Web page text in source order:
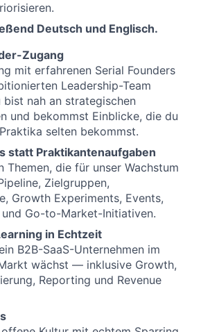
Deutsch und Englisch.
Zugang
mit erfahrenen Serial Founders
Leadership-Team
bist nah an strategischen
und bekommst Einblicke, die du
selten bekommst.
statt Praktikantenaufgaben
Themen, die für unser Wachstum
Zielgruppen,
Growth Experiments, Events,
Go-to-Market-Initiativen.
in Echtzeit
B2B-SaaS-Unternehmen im
wächst — inklusive Growth,
Reporting und Revenue